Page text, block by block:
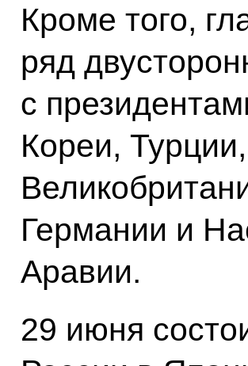
Кроме того,
ряд
с
Кореи,
Германии и
Аравии.
29 июня